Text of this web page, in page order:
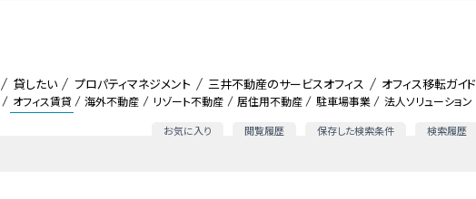
オフィス賃貸 海外不動産 リゾート不動産 居住用不動産 駐車場事業 法人ソリューション
お気に入り 閲覧履歴 保存した検索条件 検索履歴
貸したい プロパティマネジメント 三井不動産のサービスオフィス オフィス移転ガイド